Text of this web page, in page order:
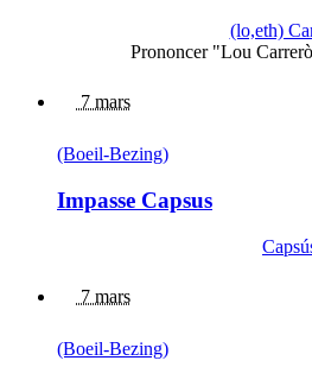
(lo,eth)
Prononcer "Lou
7 mars
(Boeil-Bezing)
Impasse Capsus
7 mars
(Boeil-Bezing)